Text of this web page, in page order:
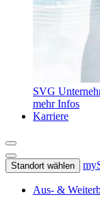
SVG
mehr Infos
Karriere
Standort wählen
Aus- &